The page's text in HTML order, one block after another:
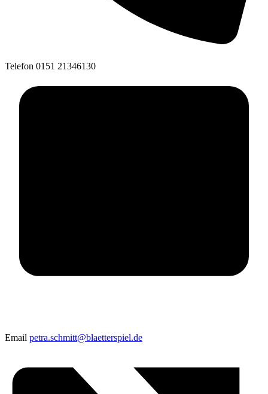
Telefon 0151 21346130
Email petra.schmitt@blaetterspiel.de